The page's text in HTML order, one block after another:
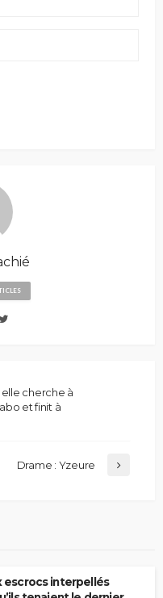
cherche à
et finit à
Drame : Yzeure
escrocs interpellés